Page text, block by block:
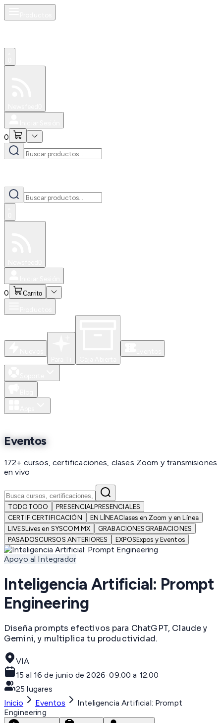
0
0 Carrito
Eventos
172+ cursos, certificaciones, clases Zoom y transmisiones
en vivo
TODOTODO PRESENCIALPRESENCIALES
CERTIF. CERTIFICACIÓN EN LÍNEAClases en Zoom y en Línea
LIVESLives en SYSCOM.MX GRABACIONESGRABACIONES
PASADOSCURSOS ANTERIORES EXPOSExpos y Eventos
Apoyo al Integrador
Inteligencia Artificial: Prompt
Engineering
Diseña prompts efectivos para ChatGPT, Claude y
Gemini, y multiplica tu productividad.
VIA
15 al 16 de junio de 2026·09:00 a 12:00
25 lugares
Inicio
Eventos
Inteligencia Artificial: Prompt
Engineering